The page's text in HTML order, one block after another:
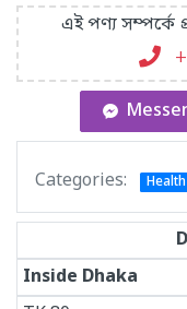
এই পণ্য সম্পর্কে
Categories:
Inside Dhaka